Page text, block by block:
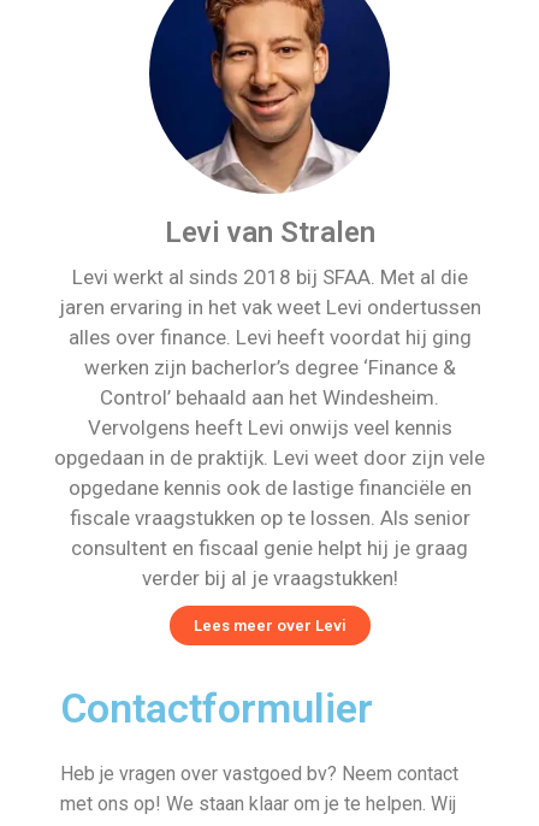
Levi van Stralen
Levi werkt al sinds 2018 bij SFAA. Met al die
jaren ervaring in het vak weet Levi ondertussen
alles over finance. Levi heeft voordat hij ging
werken zijn bacherlor’s degree ‘Finance &
Control’ behaald aan het Windesheim.
Vervolgens heeft Levi onwijs veel kennis
opgedaan in de praktijk. Levi weet door zijn vele
opgedane kennis ook de lastige financiële en
fiscale vraagstukken op te lossen. Als senior
consultent en fiscaal genie helpt hij je graag
verder bij al je vraagstukken!
Lees meer over Levi
Contactformulier
Heb je vragen over vastgoed bv? Neem contact
met ons op! We staan klaar om je te helpen. Wij